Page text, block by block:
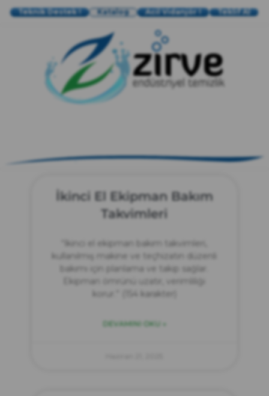
Teknik Destek ! Katalog Acil Vidanjör ! Teklif Al
İkinci El Ekipman Bakım
Takvimleri
“İkinci el ekipman bakım takvimleri,
kullanılmış makine ve teçhizatın düzenli
bakımı için planlama ve takip sağlar.
Ekipman ömrünü uzatır, verimliliği
korur.” (154 karakter)
DEVAMINI OKU »